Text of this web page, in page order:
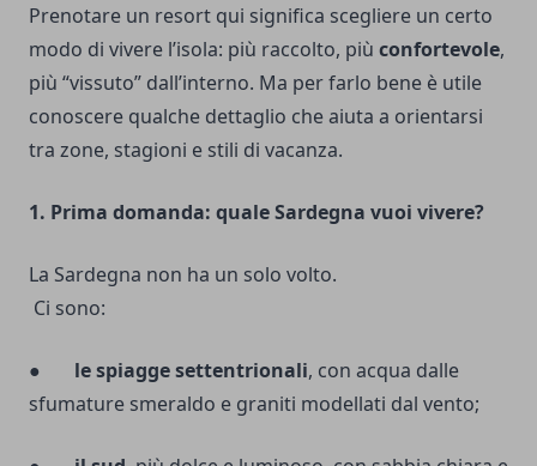
Prenotare un resort qui significa scegliere un certo
modo di vivere l’isola: più raccolto, più confortevole,
più “vissuto” dall’interno. Ma per farlo bene è utile
conoscere qualche dettaglio che aiuta a orientarsi
tra zone, stagioni e stili di vacanza.
1. Prima domanda: quale Sardegna vuoi vivere?
La Sardegna non ha un solo volto.
Ci sono:
● le spiagge settentrionali, con acqua dalle
sfumature smeraldo e graniti modellati dal vento;